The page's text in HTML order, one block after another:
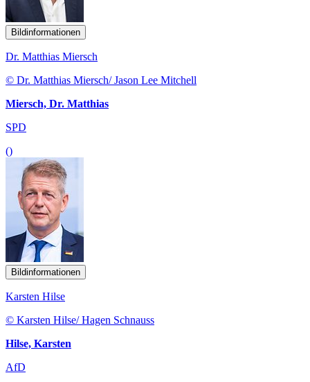
Bildinformationen
Dr. Matthias Miersch
© Dr. Matthias Miersch/ Jason Lee Mitchell
Miersch, Dr. Matthias
SPD
()
Bildinformationen
Karsten Hilse
© Karsten Hilse/ Hagen Schnauss
Hilse, Karsten
AfD